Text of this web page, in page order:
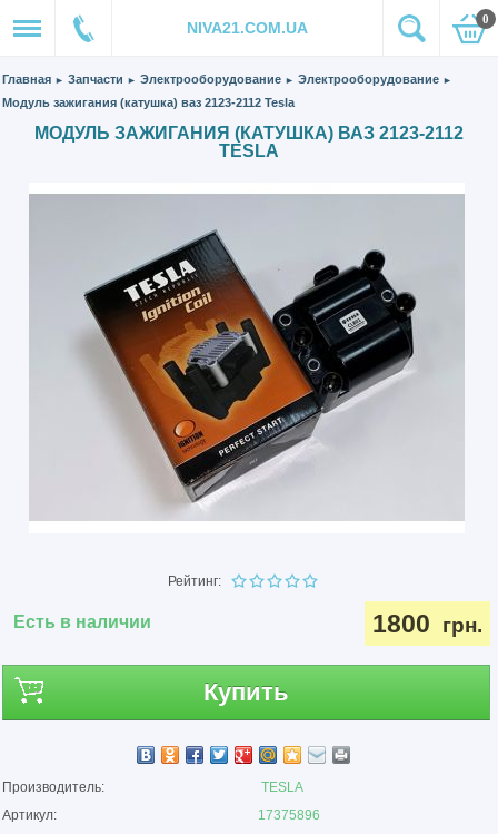
NIVA21.COM.UA 0
Главная ► Запчасти ► Электрооборудование ► Электрооборудование ►
Модуль зажигания (катушка) ваз 2123-2112 Tesla
МОДУЛЬ ЗАЖИГАНИЯ (КАТУШКА) ВАЗ 2123-2112
TESLA
Рейтинг:
Есть в наличии 1800 грн.
Купить
Производитель:
TESLA
Артикул:
17375896